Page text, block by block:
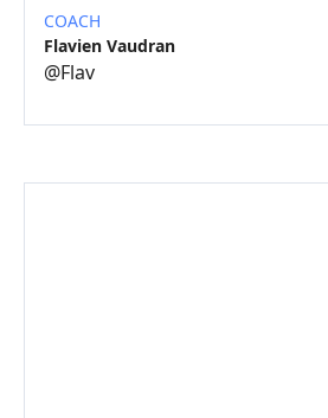
COACH
Flavien Vaudran
@Flav